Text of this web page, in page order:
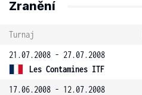
Zranění
Turnaj
21.07.2008 - 27.07.2008
Les Contamines ITF
17.06.2008 - 12.07.2008